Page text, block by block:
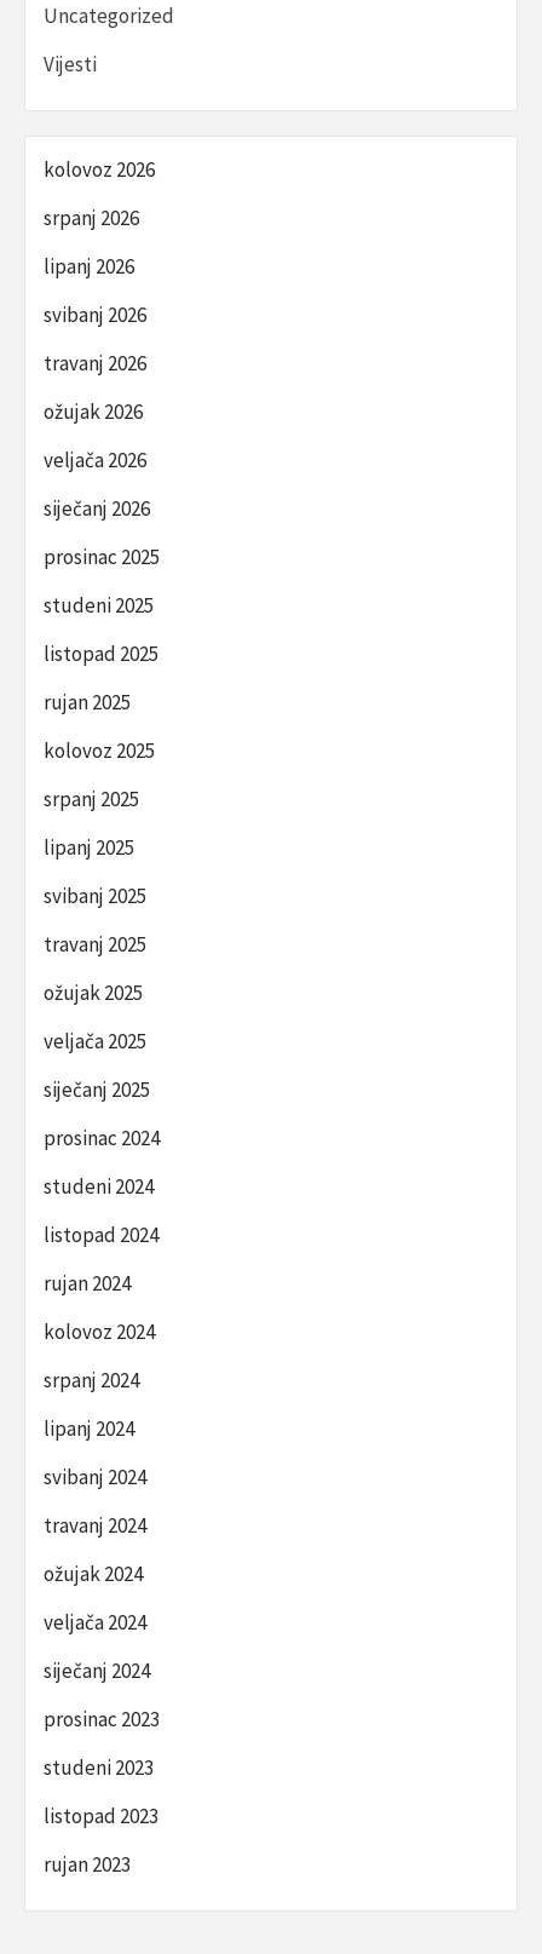
Uncategorized
Vijesti
kolovoz 2026
srpanj 2026
lipanj 2026
svibanj 2026
travanj 2026
ožujak 2026
veljača 2026
siječanj 2026
prosinac 2025
studeni 2025
listopad 2025
rujan 2025
kolovoz 2025
srpanj 2025
lipanj 2025
svibanj 2025
travanj 2025
ožujak 2025
veljača 2025
siječanj 2025
prosinac 2024
studeni 2024
listopad 2024
rujan 2024
kolovoz 2024
srpanj 2024
lipanj 2024
svibanj 2024
travanj 2024
ožujak 2024
veljača 2024
siječanj 2024
prosinac 2023
studeni 2023
listopad 2023
rujan 2023